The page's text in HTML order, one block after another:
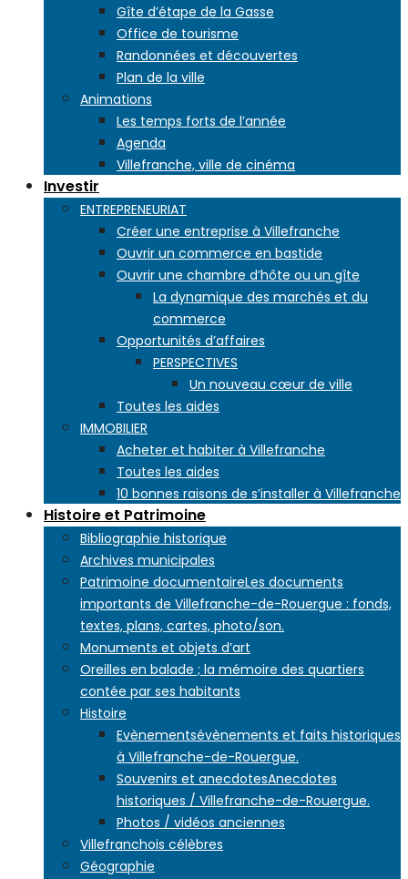
Gîte d’étape de la Gasse
Office de tourisme
Randonnées et découvertes
Plan de la ville
Animations
Les temps forts de l’année
Agenda
Villefranche, ville de cinéma
Investir
ENTREPRENEURIAT
Créer une entreprise à Villefranche
Ouvrir un commerce en bastide
Ouvrir une chambre d’hôte ou un gîte
La dynamique des marchés et du
commerce
Opportunités d’affaires
PERSPECTIVES
Un nouveau cœur de ville
Toutes les aides
IMMOBILIER
Acheter et habiter à Villefranche
Toutes les aides
10 bonnes raisons de s’installer à Villefranche
Histoire et Patrimoine
Bibliographie historique
Archives municipales
Patrimoine documentaireLes documents
importants de Villefranche-de-Rouergue : fonds,
textes, plans, cartes, photo/son.
Monuments et objets d’art
Oreilles en balade ; la mémoire des quartiers
contée par ses habitants
Histoire
Evènementsévènements et faits historiques
à Villefranche-de-Rouergue.
Souvenirs et anecdotesAnecdotes
historiques / Villefranche-de-Rouergue.
Photos / vidéos anciennes
Villefranchois célèbres
Géographie